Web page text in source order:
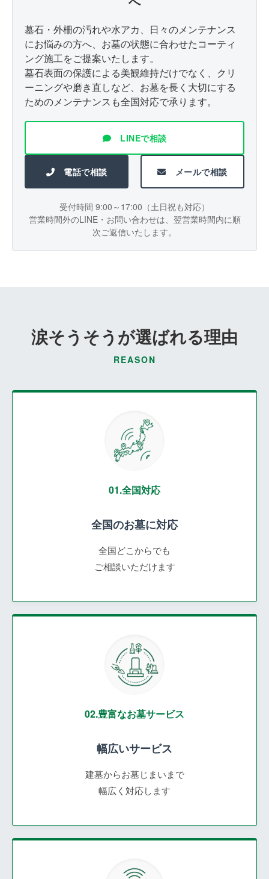
墓石・外柵の汚れや水アカ、日々のメンテナンス
にお悩みの方へ、お墓の状態に合わせたコーティ
ング施工をご提案いたします。
墓石表面の保護による美観維持だけでなく、クリ
ーニングや磨き直しなど、お墓を長く大切にする
ためのメンテナンスも全国対応で承ります。
電話で相談
LINEで相談
メールで相談
受付時間 9:00～17:00（土日祝も対応）
営業時間外のLINE・お問い合わせは、翌営業時間内に順
次ご返信いたします。
涙そうそうが選ばれる理由
REASON
01.全国対応
全国のお墓に対応
全国どこからでも
ご相談いただけます
02.豊富なお墓サービス
幅広いサービス
建墓からお墓じまいまで
幅広く対応します